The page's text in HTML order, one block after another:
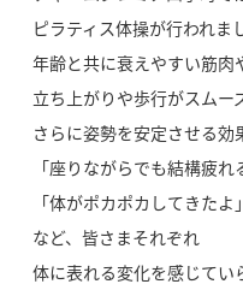
ピラティス体操が行われま
年齢と共に衰えやすい筋肉
立ち上がりや歩行がスムー
さらに姿勢を安定させる効
「座りながらでも結構疲れ
「体がポカポカしてきたよ」
など、皆さまそれぞれ
体に表れる変化を感じてい